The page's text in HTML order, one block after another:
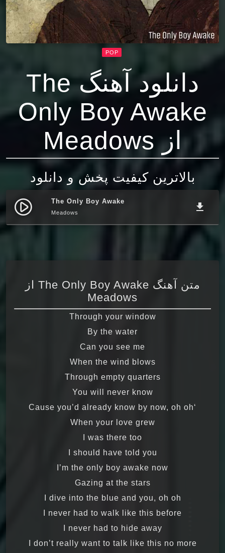
POP
دانلود آهنگ The
Only Boy Awake
از Meadows
بالاترین کیفیت پخش و دانلود
play_circle_filled The Only Boy Awake
Meadows file_download
متن آهنگ The Only Boy Awake از
Meadows
Through your window
By the water
Can you see me
When the wind blows
Through empty quarters
You will never know
‘Cause you’d already know by now, oh oh
When your love grew
I was there too
I should have told you
I’m the only boy awake now
Gazing at the stars
I dive into the blue and you, oh oh
I never had to walk like this before
I never had to hide away
I don’t really want to talk like this no more